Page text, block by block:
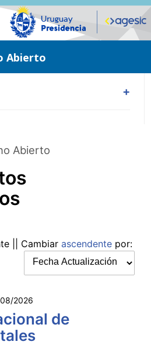
Abierto
+
Abierto
|| Cambiar ascendente por:
2026
de